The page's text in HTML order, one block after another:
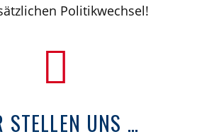
Politikwechsel!
STELLEN UNS …